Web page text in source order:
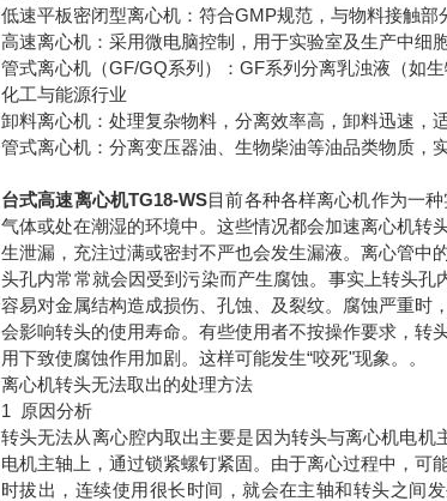
低速平板密闭型离心机：符合GMP规范，与物料接触部
高速离心机：采用微电脑控制，用于实验室及生产中细
管式离心机（GF/GQ系列）：GF系列分离乳浊液（如
化工与能源行业
卸料离心机：处理复杂物料，分离效率高，卸料迅速，
管式离心机：分离变压器油、生物柴油等油品类物质，
台式高速离心机TG18-WS目前各种各样离心机作为一
气体或处在潮湿的环境中。这些情况都会加速离心机转
生泄漏，充注过满或密封不严也会发生漏液。离心管中
头孔内常常就会因受到污染而产生腐蚀。事实上转头
容易对金属结构造成损伤、孔蚀、及裂纹。腐蚀严重时
会影响转头的使用寿命。有些使用者不按操作要求，转
用下致使腐蚀作用加剧。这样可能发生“咬死"现象。。
离心机转头无法取出的处理方法
1 原因分析
转头无法从离心腔内取出主要是因为转头与离心机电
电机主轴上，通过锁紧螺钉紧固。由于离心过程中，
时拔出，连续使用很长时间，就会在主轴和转头之间